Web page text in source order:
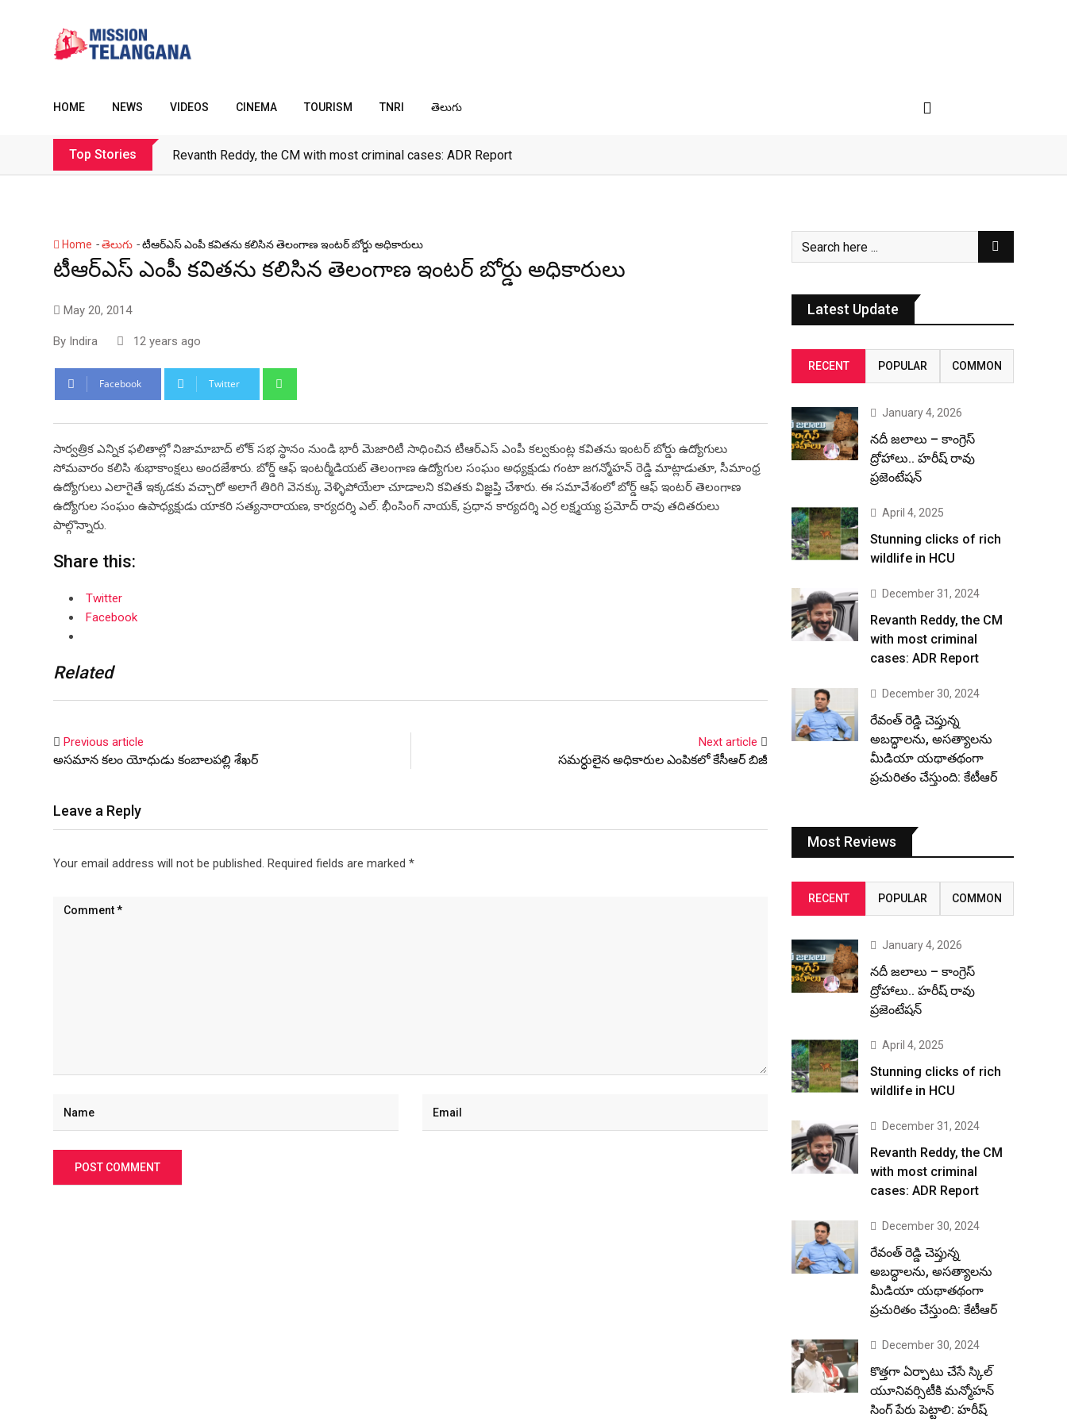
HOME NEWS VIDEOS CINEMA TOURISM TNRI తెలుగు
Top Stories Revanth Reddy, the CM with most criminal cases: ADR Report
Home -తెలుగు -టీఆర్ఎస్ ఎంపీ కవితను కలిసిన తెలంగాణ ఇంటర్ బోర్డు అధికారులు
టీఆర్ఎస్ ఎంపీ కవితను కలిసిన తెలంగాణ ఇంటర్ బోర్డు అధికారులు
May 20, 2014
By Indira 12 years ago
Facebook Twitter
సార్వత్రిక ఎన్నిక ఫలితాల్లో నిజామాబాద్ లోక్ సభ స్థానం నుండి భారీ మెజారిటీ సాధించిన టీఆర్ఎస్ ఎంపీ కల్వకుంట్ల కవితను ఇంటర్ బోర్డు ఉద్యోగులు
సోమవారం కలిసి శుభాకాంక్షలు అందజేశారు. బోర్డ్ ఆఫ్ ఇంటర్మీడియట్ తెలంగాణ ఉద్యోగుల సంఘం అధ్యక్షుడు గంటా జగన్మోహన్ రెడ్డి మాట్లాడుతూ, సీమాంధ్ర
ఉద్యోగులు ఎలాగైతే ఇక్కడకు వచ్చారో అలాగే తిరిగి వెనక్కు వెళ్ళిపోయేలా చూడాలని కవితకు విజ్ఞప్తి చేశారు. ఈ సమావేశంలో బోర్డ్ ఆఫ్ ఇంటర్ తెలంగాణ
ఉద్యోగుల సంఘం ఉపాధ్యక్షుడు యాకరి సత్యనారాయణ, కార్యదర్శి ఎల్. భీంసింగ్ నాయక్, ప్రధాన కార్యదర్శి ఎర్ర లక్ష్మయ్య ప్రమోద్ రావు తదితరులు
పాల్గొన్నారు.
Share this:
Twitter
Facebook
Related
Previous article
అసమాన కలం యోధుడు కంబాలపల్లి శేఖర్
Next article
సమర్ధులైన అధికారుల ఎంపికలో కేసీఆర్ బిజీ
Leave a Reply
Your email address will not be published. Required fields are marked *
Latest Update
RECENT POPULAR COMMON
January 4, 2026
నదీ జలాలు – కాంగ్రెస్
ద్రోహాలు.. హరీష్ రావు
ప్రజెంటేషన్
April 4, 2025
Stunning clicks of rich
wildlife in HCU
December 31, 2024
Revanth Reddy, the CM
with most criminal
cases: ADR Report
December 30, 2024
రేవంత్ రెడ్డి చెప్తున్న
అబద్ధాలను, అసత్యాలను
మీడియా యథాతథంగా
ప్రచురితం చేస్తుంది: కేటీఆర్
Most Reviews
RECENT POPULAR COMMON
January 4, 2026
నదీ జలాలు – కాంగ్రెస్
ద్రోహాలు.. హరీష్ రావు
ప్రజెంటేషన్
April 4, 2025
Stunning clicks of rich
wildlife in HCU
December 31, 2024
Revanth Reddy, the CM
with most criminal
cases: ADR Report
December 30, 2024
రేవంత్ రెడ్డి చెప్తున్న
అబద్ధాలను, అసత్యాలను
మీడియా యథాతథంగా
ప్రచురితం చేస్తుంది: కేటీఆర్
December 30, 2024
కొత్తగా ఏర్పాటు చేసే స్కిల్
యూనివర్సిటీకి మన్మోహన్
సింగ్ పేరు పెట్టాలి: హరీష్